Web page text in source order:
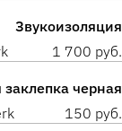
Звукоизоляция
1 700 руб.
заклепка черная
150 руб.